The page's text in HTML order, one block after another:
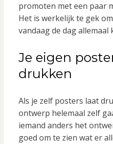
promoten met een paar
Het is werkelijk te gek
vandaag de dag allemaal
Je eigen
drukken
Als je zelf posters laat
ontwerp helemaal zelf
iemand anders het
goed om te zien wat er